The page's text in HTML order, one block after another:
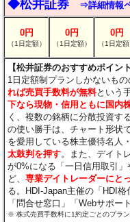
◆松井証券 ⇒詳細情報
0円
（1日定額）
0円
（1日定額）
0円
（1日定額
【松井証券のおすすめポイント
1日定額制プランしかないもの
れば売買手数料が無料という
下なら現物・信用ともに国内
く、複数の銘柄に分散投資す
の使い勝手は、チャート形状
を愛用している株主優待名人
太鼓判を押す。また、デイト
が0%になる「一日信用取引
ど、専業デイトレーダーにと
る。HDI-Japan主催の「HDI格
「問合せ窓口」「Webサポー
※ 株式売買手数料に1約定ごとのプラ